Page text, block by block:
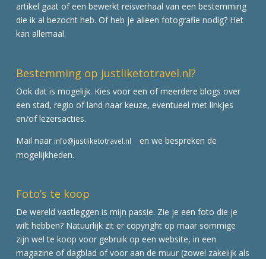
artikel gaat of een bewerkt reisverhaal van een bestemming
die ik al bezocht heb. Of heb je alleen fotografie nodig? Het
kan allemaal.
Bestemming op justliketotravel.nl?
Ook dat is mogelijk. Kies voor een of meerdere blogs over
een stad, regio of land naar keuze, eventueel met linkjes
en/of lezersacties.
Mail naar info@justliketotravel.nl
en we bespreken de
mogelijkheden.
Foto’s te koop
De wereld vastleggen is mijn passie. Zie je een foto die je
wilt hebben? Natuurlijk zit er copyright op maar sommige
zijn wel te koop voor gebruik op een website, in een
magazine of dagblad of voor aan de muur (zowel zakelijk als